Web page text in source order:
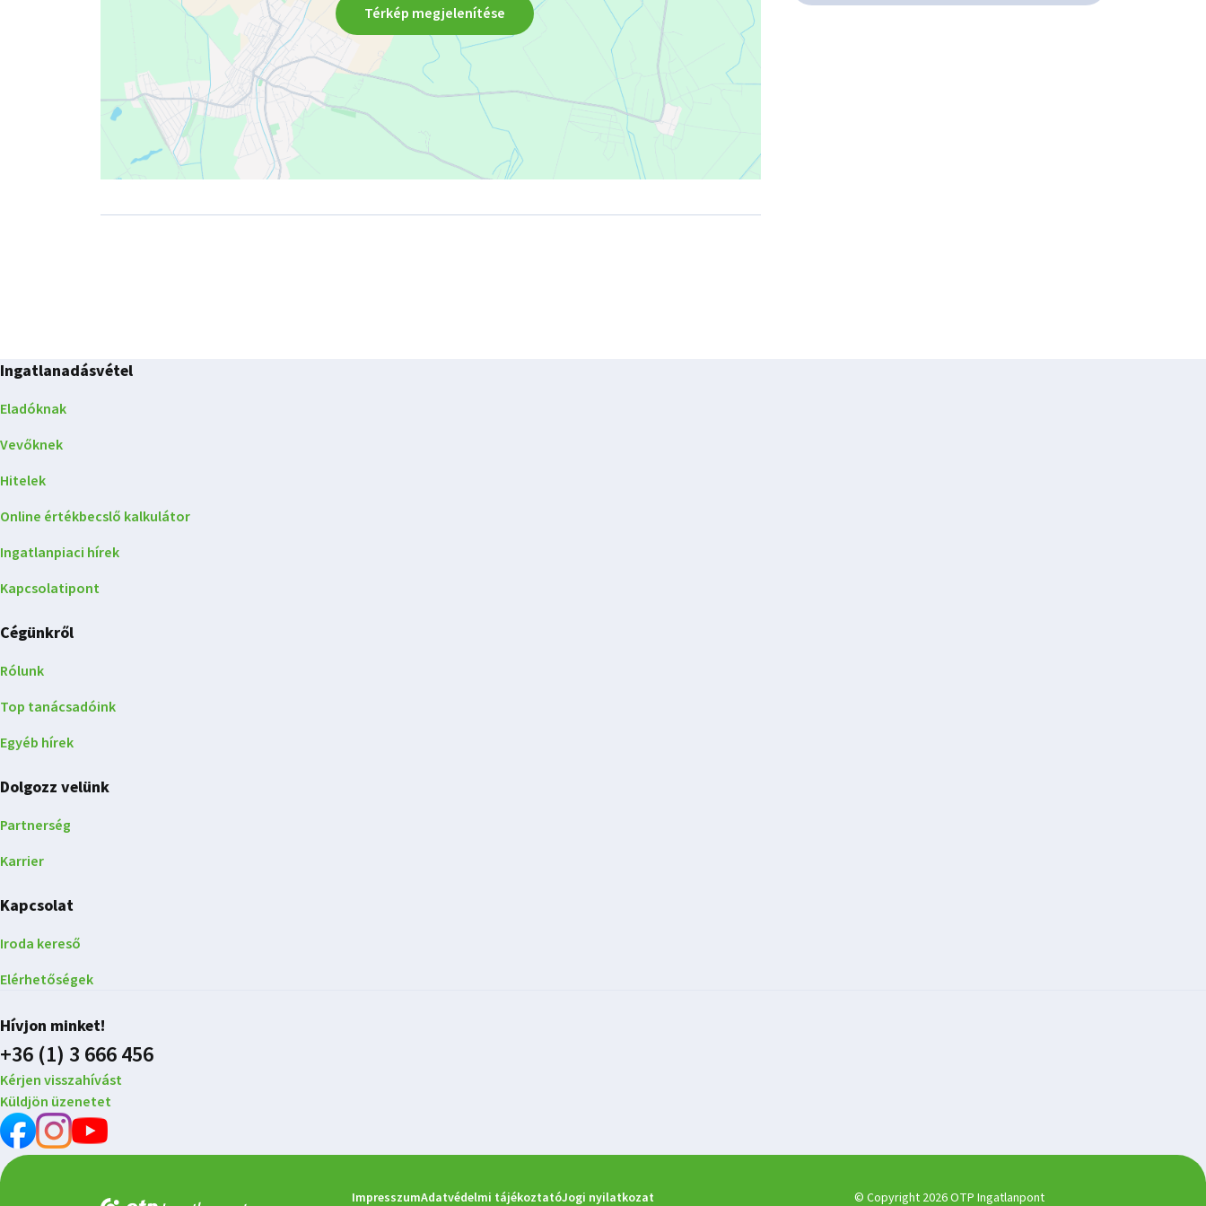
Térkép megjelenítése
Ingatlanadásvétel
Eladóknak
Vevőknek
Hitelek
Online értékbecslő kalkulátor
Ingatlanpiaci hírek
Kapcsolatipont
Cégünkről
Rólunk
Top tanácsadóink
Egyéb hírek
Dolgozz velünk
Partnerség
Karrier
Kapcsolat
Iroda kereső
Elérhetőségek
Hívjon minket!
+36 (1) 3 666 456
Kérjen visszahívást
Küldjön üzenetet
ImpresszumAdatvédelmi tájékoztatóJogi nyilatkozat © Copyright 2026 OTP Ingatlanpont